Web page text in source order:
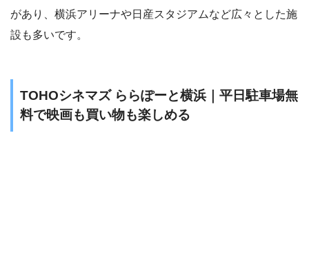
があり、横浜アリーナや日産スタジアムなど広々とした施
設も多いです。
TOHOシネマズ ららぽーと横浜｜平日駐車場無
料で映画も買い物も楽しめる